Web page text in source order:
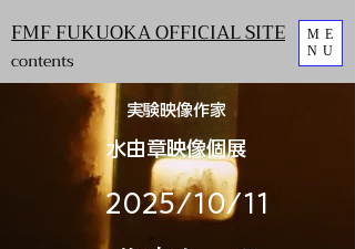
ME
NU
FMF FUKUOKA OFFICIAL SITE
contents
実験映像作家
水由章映像個展
​2025/10/11